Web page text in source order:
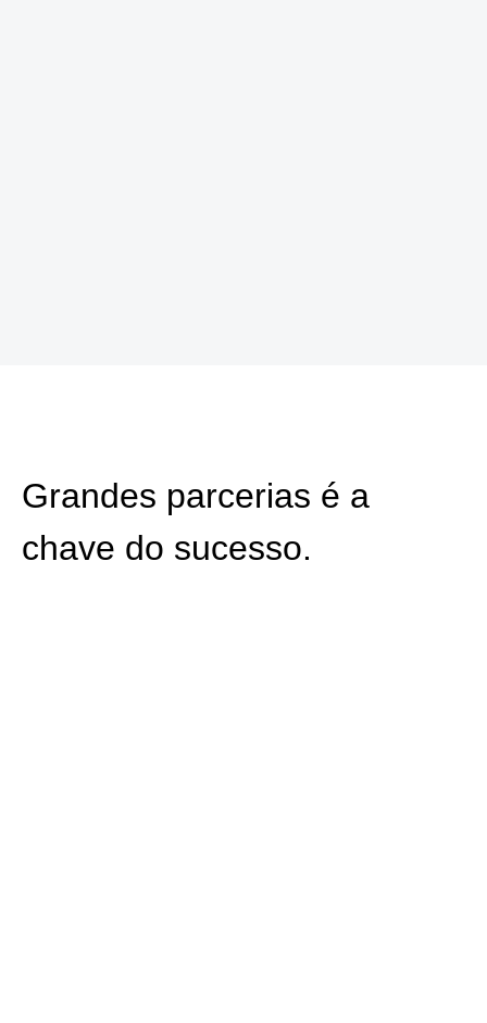
Grandes parcerias é a
chave do sucesso.